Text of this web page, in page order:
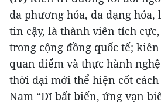
đa phương hóa, đa dạng hóa,
tin cậy, là thành viên tích
trong cộng đồng quốc tế;
quan điểm và thực hành
thời đại mới thể hiện cốt
Nam “Dĩ bất biến, ứng vạn